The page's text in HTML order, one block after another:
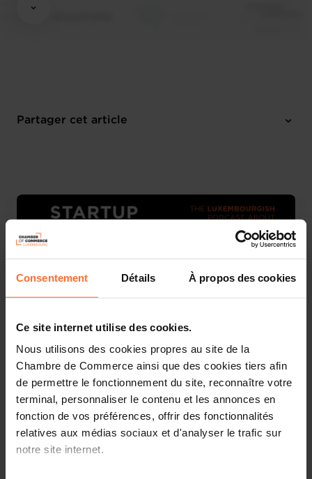
Consentement Détails À propos des cookies
Ce site internet utilise des cookies.
Nous utilisons des cookies propres au site de la
Chambre de Commerce ainsi que des cookies tiers afin
de permettre le fonctionnement du site, reconnaître votre
terminal, personnaliser le contenu et les annonces en
fonction de vos préférences, offrir des fonctionnalités
relatives aux médias sociaux et d'analyser le trafic sur
notre site internet.
Partager cet article